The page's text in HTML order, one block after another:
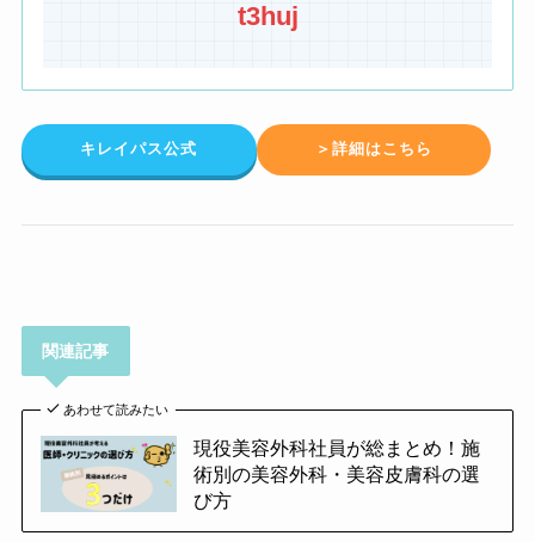
t3huj
キレイパス公式 ＞詳細はこちら
関連記事
あわせて読みたい
現役美容外科社員が総まとめ！施
術別の美容外科・美容皮膚科の選
び方